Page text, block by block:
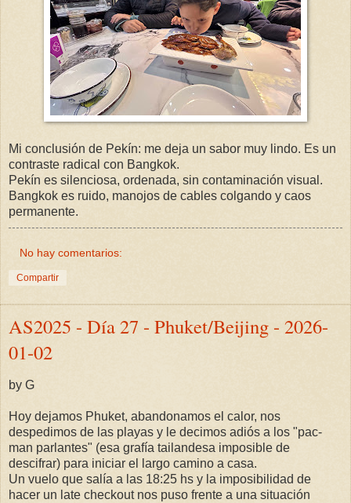
Mi conclusión de Pekín: me deja un sabor muy lindo. Es un
contraste radical con Bangkok.
Pekín es silenciosa, ordenada, sin contaminación visual.
Bangkok es ruido, manojos de cables colgando y caos
permanente.
No hay comentarios:
Compartir
AS2025 - Día 27 - Phuket/Beijing - 2026-
01-02
by G
Hoy dejamos Phuket, abandonamos el calor, nos
despedimos de las playas y le decimos adiós a los "pac-
man parlantes" (esa grafía tailandesa imposible de
descifrar) para iniciar el largo camino a casa.
Un vuelo que salía a las 18:25 hs y la imposibilidad de
hacer un late checkout nos puso frente a una situación